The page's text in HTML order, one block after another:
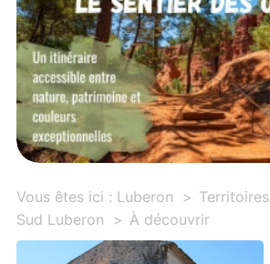
Vous êtes ici : Luberon
Territoires
Sud Luberon
À découvrir